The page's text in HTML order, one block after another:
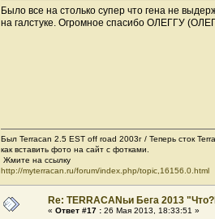
Было все на столько супер что гена не
на галстуке. Огромное спасибо ОЛЕГГУ
Был Terracan 2.5 EST off road 2003г / Теперь сток
как вставить фото на сайт с фотками.
Жмите на ссылку
http://myterracan.ru/forum/index.php/topic,16156.0.html
Re: TERRACANьи Бега 2013
« Ответ #17 : 26 Мая 2013, 18:33:51 »